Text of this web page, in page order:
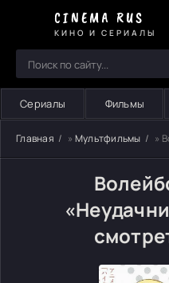
CINEMA RUS
КИНО И СЕРИАЛЫ
Сериалы Фильмы
Главная » Мультфильмы »